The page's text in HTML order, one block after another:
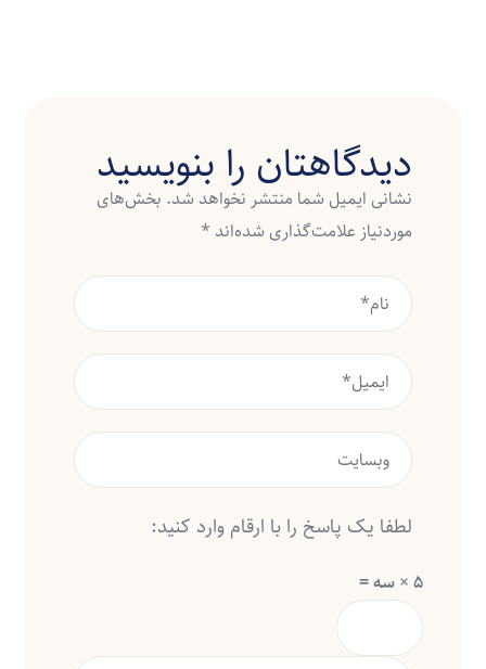
دیدگاهتان را بنویسید
نشانی ایمیل شما منتشر نخواهد شد. بخش‌های
موردنیاز علامت‌گذاری شده‌اند *
لطفا یک پاسخ را با ارقام وارد کنید:
5 × سه =